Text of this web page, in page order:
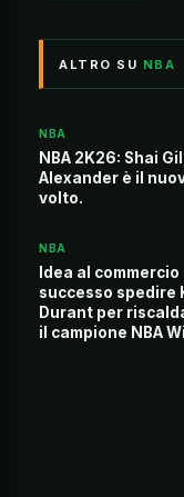
ALTRO SU NBA
NBA
NBA 2K26: Shai
Alexander è il
volto.
NBA
Idea al commercio
successo spedire
Durant per
il campione NBA